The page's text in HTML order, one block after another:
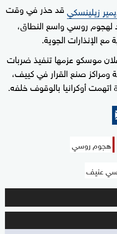
زيلينسكيقد حذر في وقت
لهجوم روسي واسع النطاق،
مع الإنذارات الجوية.
موسكو عزمها تنفيذ ضربات
صنع القرار في كييف،
أوكرانيا بالوقوف خلفه.
هجوم روسي
عنيف